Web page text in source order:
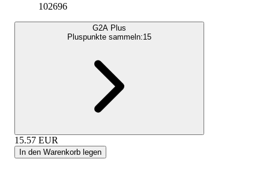
102696
G2A Plus
Pluspunkte sammeln:15
15.57 EUR
In den Warenkorb legen